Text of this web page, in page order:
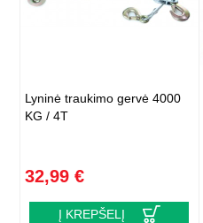
Lyninė traukimo gervė 4000
KG / 4T
32,99 €
Į KREPŠELĮ